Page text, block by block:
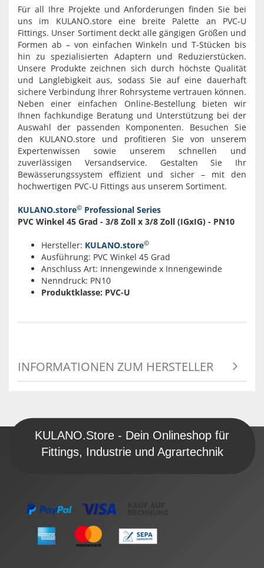
Für all Ihre Projekte und Anforderungen finden Sie bei
uns im KULANO.store eine breite Palette an PVC-U
Fittings. Unser Sortiment deckt alle gängigen Größen und
Formen ab – von einfachen Winkeln und T-Stücken bis
hin zu spezialisierten Adaptern und Reduzierstücken.
Unsere Produkte zeichnen sich durch höchste Qualität
und Langlebigkeit aus, sodass Sie auf eine dauerhaft
sichere Verbindung Ihrer Rohrsysteme vertrauen können.
Neben einer einfachen Online-Bestellung bieten wir
Ihnen fachkundige Beratung und Unterstützung bei der
Auswahl der passenden Komponenten. Besuchen Sie
den KULANO.store und profitieren Sie von unserem
Expertenwissen sowie unserem schnellen und
zuverlässigen Versandservice. Gestalten Sie Ihr
Bewässerungssystem effizient und sicher – mit den
hochwertigen PVC-U Fittings aus unserem Sortiment.
KULANO.store© Professional Series
PVC Winkel 45 Grad - 3/8 Zoll x 3/8 Zoll (IGxIG) - PN10
Hersteller: KULANO.store©
Ausführung: PVC Winkel 45 Grad
Anschluss Art: Innengewinde x Innengewinde
Nenndruck: PN10
Produktklasse: PVC-U
INFORMATIONEN ZUM HERSTELLER
KULANO.Store - Dein Onlineshop für
Fittings, Industrie und Agrartechnik